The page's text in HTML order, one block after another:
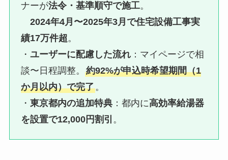
ナーが法令・基準順守で施工。
2024年4月〜2025年3月で住宅設備工事実
績17万件超。
・ユーザーに配慮した流れ ：マイページで相
談〜日程調整。約92%が申込時希望期間（1
か月以内）で完了。
・東京都内の追加特典 ：都内に高効率給湯器
を設置で12,000円割引 。